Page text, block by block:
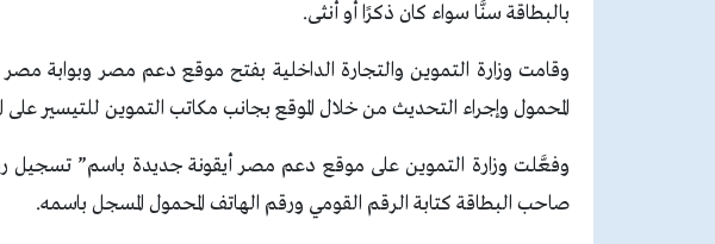
بالبطاقة سنًّا سواء كان ذكرًا أو أنثى.
وقامت وزارة التموين والتجارة الداخلية بفتح موقع دعم مصر وبوابة مصر
المحمول وإجراء التحديث من خلال الموقع بجانب مكاتب التموين للتيسير على
وفعَّلت وزارة التموين على موقع دعم مصر أيقونة جديدة باسم” تسجيل
صاحب البطاقة كتابة الرقم القومي ورقم الهاتف المحمول المسجل باسمه.